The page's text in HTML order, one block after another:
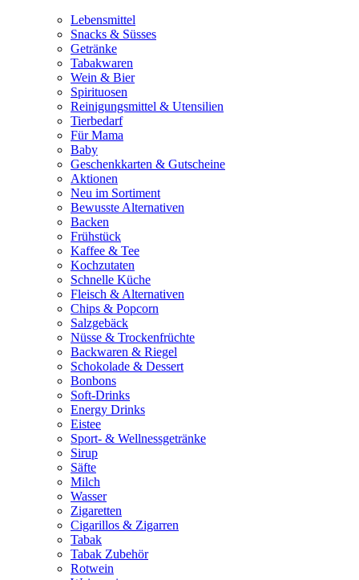
Lebensmittel
Snacks & Süsses
Getränke
Tabakwaren
Wein & Bier
Spirituosen
Reinigungsmittel & Utensilien
Tierbedarf
Für Mama
Baby
Geschenkkarten & Gutscheine
Aktionen
Neu im Sortiment
Bewusste Alternativen
Backen
Frühstück
Kaffee & Tee
Kochzutaten
Schnelle Küche
Fleisch & Alternativen
Chips & Popcorn
Salzgebäck
Nüsse & Trockenfrüchte
Backwaren & Riegel
Schokolade & Dessert
Bonbons
Soft-Drinks
Energy Drinks
Eistee
Sport- & Wellnessgetränke
Sirup
Säfte
Milch
Wasser
Zigaretten
Cigarillos & Zigarren
Tabak
Tabak Zubehör
Rotwein